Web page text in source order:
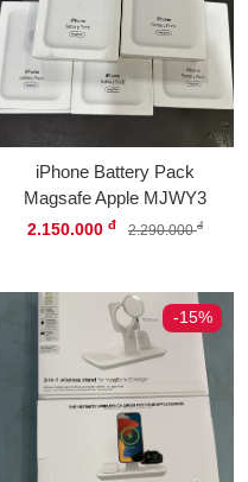
iPhone Battery Pack
Magsafe Apple MJWY3
2.150.000 đ 2.290.000đ
-15%